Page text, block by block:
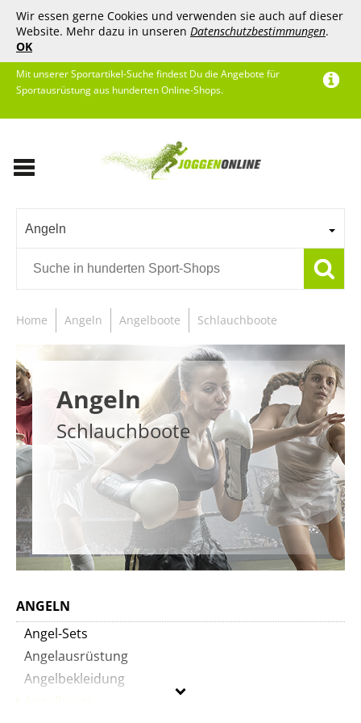
Wir essen gerne Cookies und verwenden sie auch auf dieser
Website. Mehr dazu in unseren Datenschutzbestimmungen.
OK
Mit unserer Sportartikel-Suche findest Du die Angebote für
Sportausrüstung aus hunderten Online-Shops.
Angeln
Home Angeln Angelboote Schlauchboote
Angeln
Schlauchboote
ANGELN
Angel-Sets
Angelausrüstung
Angelbekleidung